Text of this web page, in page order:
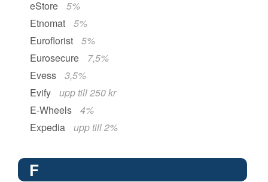
eStore
5%
Etnomat
5%
Euroflorist
5%
Eurosecure
7,5%
Evess
3,5%
Evify
upp till 250 kr
E-Wheels
4%
Expedia
upp till 2%
F